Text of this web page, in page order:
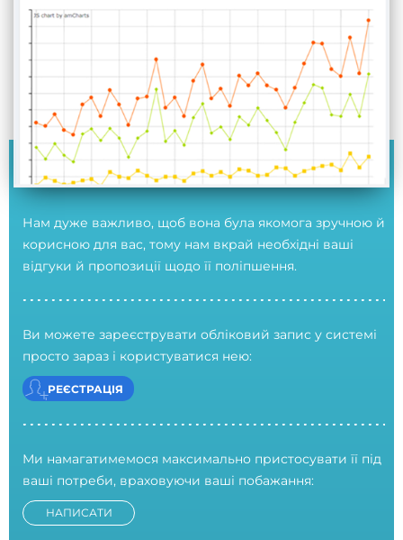
Нам дуже важливо, щоб вона була якомога зручною й
корисною для вас, тому нам вкрай необхідні ваші
відгуки й пропозиції щодо її поліпшення.
Ви можете зареєструвати обліковий запис у системі
просто зараз і користуватися нею:
РЕЄСТРАЦІЯ
Ми намагатимемося максимально пристосувати її під
ваші потреби, враховуючи ваші побажання:
НАПИСАТИ